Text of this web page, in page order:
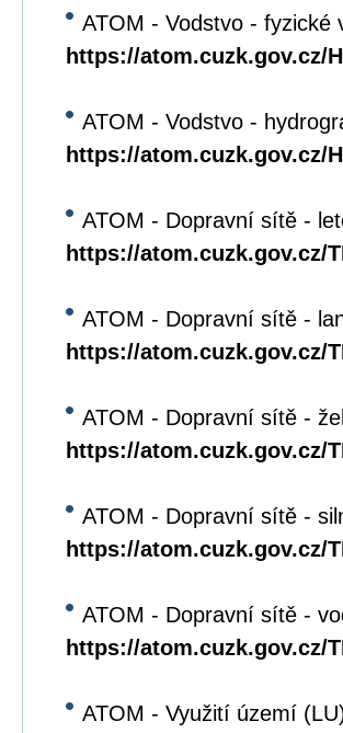
ATOM - Vodstvo - fyzické
https://atom.cuzk.gov.cz/
ATOM - Vodstvo -
https://atom.cuzk.gov.cz/
ATOM - Dopravní sítě -
https://atom.cuzk.gov.cz/
ATOM - Dopravní sítě -
https://atom.cuzk.gov.cz/
ATOM - Dopravní sítě -
https://atom.cuzk.gov.cz/
ATOM - Dopravní sítě -
https://atom.cuzk.gov.cz/
ATOM - Dopravní sítě -
https://atom.cuzk.gov.cz/
ATOM - Využití území